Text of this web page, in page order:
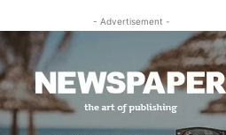
- Advertisement -